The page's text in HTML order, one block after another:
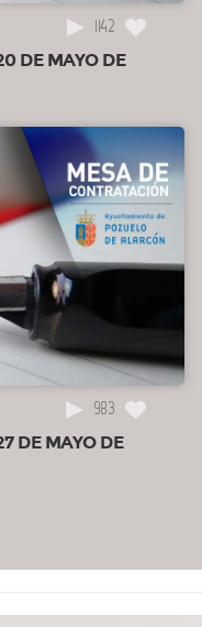
1142
DE MAYO DE
983
DE MAYO DE